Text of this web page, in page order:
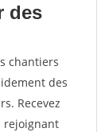
des
chantiers
des
Recevez
rejoignant